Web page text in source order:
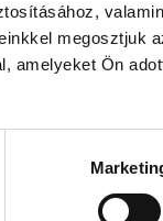
megosztjuk
amelyeket Ön
Játék
gyerekek
Látványos
élmény várja a
Labsben.
vezetője